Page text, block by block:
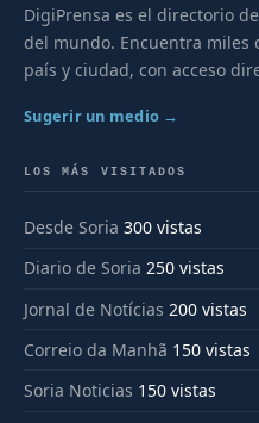
DigiPrensa es el directorio
del mundo. Encuentra miles
país y ciudad, con acceso
Sugerir un medio →
LOS MÁS VISITADOS
Desde Soria 300 vistas
Diario de Soria 250 vistas
Jornal de Notícias 200 vistas
Correio da Manhã 150 vistas
Soria Noticias 150 vistas